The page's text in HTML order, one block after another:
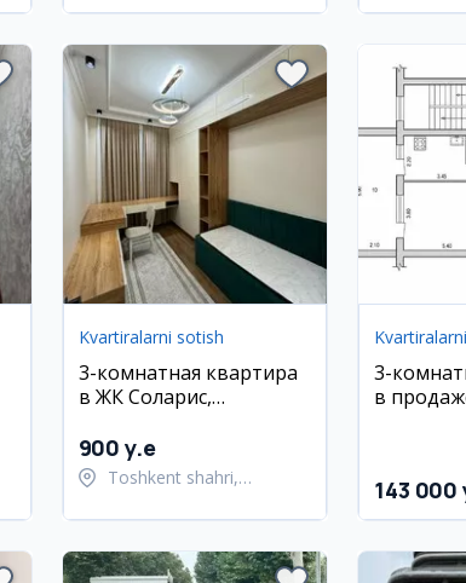
Kvartiralarni sotish
3-комнатная квартира
в ЖК Соларис,
900 y.e
Toshkent shahri,
3-
в
143 000